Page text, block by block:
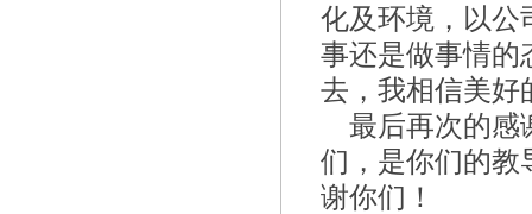
化及环境，以公
事还是做事情的
去，我相信美好
最后再次的感
们，是你们的教
谢你们！